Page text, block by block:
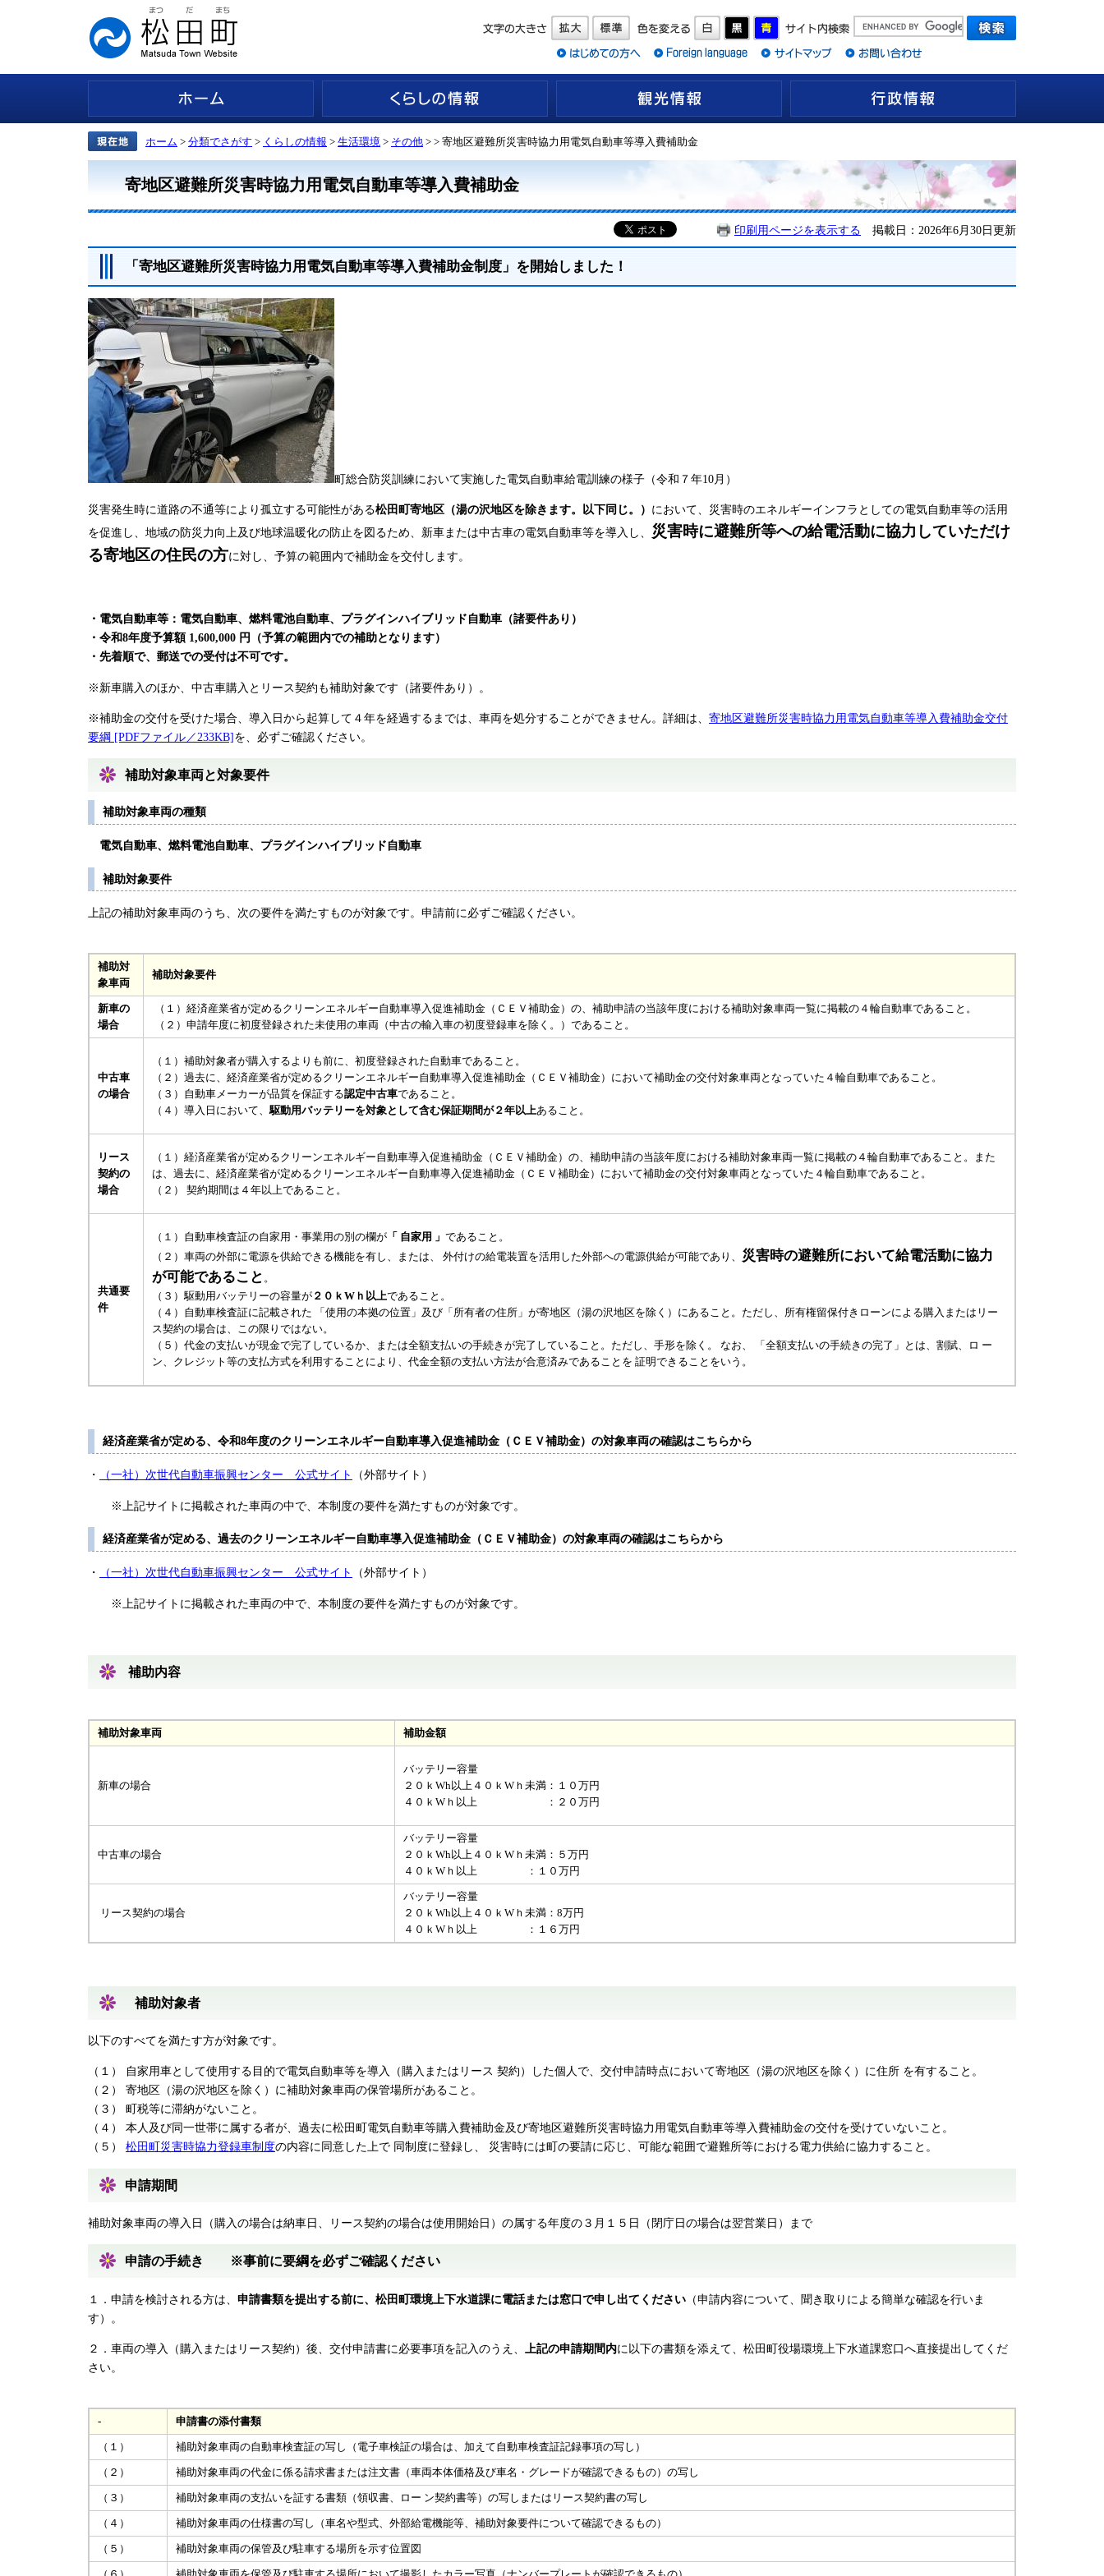
ホーム > 分類でさがす > くらしの情報 > 生活環境 > その他 > > 寄地区避難所災害時協力用電気自動車等導入費補助金
寄地区避難所災害時協力用電気自動車等導入費補助金
印刷用ページを表示する 掲載日：2026年6月30日更新
「寄地区避難所災害時協力用電気自動車等導入費補助金制度」を開始しました！
町総合防災訓練において実施した電気自動車給電訓練の様子（令和７年10月）
災害発生時に道路の不通等により孤立する可能性がある松田町寄地区（湯の沢地区を除きます。以下同じ。） において、災害時のエネルギーインフラとしての電気自動車等の活用
を促進し、地域の防災力向上及び地球温暖化の防止を図るため、新車または中古車の電気自動車等を導入し、 災害時に避難所等への給電活動に協力していただけ
る寄地区の住民の方に対し、予算の範囲内で補助金を交付します。
・電気自動車等：電気自動車、燃料電池自動車、プラグインハイブリッド自動車（諸要件あり）
・令和8年度予算額 1,600,000 円（予算の範囲内での補助となります）
・先着順で、郵送での受付は不可です。
※新車購入のほか、中古車購入とリース契約も補助対象です（諸要件あり）。
※補助金の交付を受けた場合、導入日から起算して４年を経過するまでは、車両を処分することができません。詳細は、 寄地区避難所災害時協力用電気自動車等導入費補助金交付
要綱 [PDFファイル／233KB]を、必ずご確認ください。
補助対象車両と対象要件
補助対象車両の種類
電気自動車、燃料電池自動車、プラグインハイブリッド自動車
補助対象要件
上記の補助対象車両のうち、次の要件を満たすものが対象です。申請前に必ずご確認ください。
補助対
象車両
補助対象要件
新車の
場合
（１）経済産業省が定めるクリーンエネルギー自動車導入促進補助金（ＣＥＶ補助金）の、補助申請の当該年度における補助対象車両一覧に掲載の４輪自動車であること。
（２）申請年度に初度登録された未使用の車両（中古の輸入車の初度登録車を除く。）であること。
中古車
の場合
（１）補助対象者が購入するよりも前に、初度登録された自動車であること。
（２）過去に、経済産業省が定めるクリーンエネルギー自動車導入促進補助金（ＣＥＶ補助金）において補助金の交付対象車両となっていた４輪自動車であること。
（３）自動車メーカーが品質を保証する認定中古車であること。
（４）導入日において、駆動用バッテリーを対象として含む保証期間が２年以上あること。
リース
契約の
場合
（１）経済産業省が定めるクリーンエネルギー自動車導入促進補助金（ＣＥＶ補助金）の、補助申請の当該年度における補助対象車両一覧に掲載の４輪自動車であること。また
は、過去に、経済産業省が定めるクリーンエネルギー自動車導入促進補助金（ＣＥＶ補助金）において補助金の交付対象車両となっていた４輪自動車であること。
（２） 契約期間は４年以上であること。
共通要
件
（１）自動車検査証の自家用・事業用の別の欄が 「 自家用 」であること。
（２）車両の外部に電源を供給できる機能を有し、または、 外付けの給電装置を活用した外部への電源供給が可能であり、 災害時の避難所において給電活動に協力
が可能であること 。
（３）駆動用バッテリーの容量が ２０ｋWｈ以上であること。
（４）自動車検査証に記載された 「使用の本拠の位置」及び「所有者の住所」が寄地区（湯の沢地区を除く）にあること。ただし、所有権留保付きローンによる購入またはリー
ス契約の場合は、この限りではない。
（５）代金の支払いが現金で完了しているか、または全額支払いの手続きが完了していること。ただし、手形を除く。 なお、 「全額支払いの手続きの完了」とは、割賦、ロ ー
ン、クレジット等の支払方式を利用することにより、代金全額の支払い方法が合意済みであることを 証明できることをいう。
経済産業省が定める、令和8年度のクリーンエネルギー自動車導入促進補助金（ＣＥＶ補助金）の対象車両の確認はこちらから
・ （一社）次世代自動車振興センター 公式サイト （外部サイト）
※上記サイトに掲載された車両の中で、本制度の要件を満たすものが対象です。
経済産業省が定める、過去のクリーンエネルギー自動車導入促進補助金（ＣＥＶ補助金）の対象車両の確認はこちらから
・ （一社）次世代自動車振興センター 公式サイト （外部サイト）
※上記サイトに掲載された車両の中で、本制度の要件を満たすものが対象です。
補助内容
補助対象車両 補助金額
新車の場合
バッテリー容量
２０ｋWh以上４０ｋWｈ未満：１０万円
​４０ｋWｈ以上 ：２０万円
中古車の場合
バッテリー容量
２０ｋWh以上４０ｋWｈ未満：５万円
​４０ｋWｈ以上 ：１０万円
リース契約の場合
バッテリー容量
２０ｋWh以上４０ｋWｈ未満：8万円
​４０ｋWｈ以上 ：１６万円
補助対象者
以下のすべてを満たす方が対象です。
（１） 自家用車として使用する目的で電気自動車等を導入（購入またはリース 契約）した個人で、交付申請時点において寄地区（湯の沢地区を除く）に住所 を有すること。
（２） 寄地区（湯の沢地区を除く）に補助対象車両の保管場所があること。
（３） 町税等に滞納がないこと。
（４） 本人及び同一世帯に属する者が、過去に松田町電気自動車等購入費補助金及び寄地区避難所災害時協力用電気自動車等導入費補助金の交付を受けていないこと。
（５） 松田町災害時協力登録車制度の内容に同意した上で 同制度に登録し、 災害時には町の要請に応じ、可能な範囲で避難所等における電力供給に協力すること。
申請期間
補助対象車両の導入日（購入の場合は納車日、リース契約の場合は使用開始日）の属する年度の３月１５日（閉庁日の場合は翌営業日）まで
申請の手続き ※事前に要綱を必ずご確認ください
１．申請を検討される方は、 申請書類を提出する前に、松田町環境上下水道課に電話または窓口で申し出てください （申請内容について、聞き取りによる簡単な確認を行いま
す）。
２．車両の導入（購入またはリース契約）後、交付申請書に必要事項を記入のうえ、 上記の申請期間内に以下の書類を添えて、松田町役場環境上下水道課窓口へ直接提出してくだ
さい。
- 申請書の添付書類
（１） 補助対象車両の自動車検査証の写し（電子車検証の場合は、加えて自動車検査証記録事項の写し）
（２） 補助対象車両の代金に係る請求書または注文書（車両本体価格及び車名・グレードが確認できるもの）の写し
（３） 補助対象車両の支払いを証する書類（領収書、ロー ン契約書等）の写しまたはリース契約書の写し
（４） 補助対象車両の仕様書の写し（車名や型式、外部給電機能等、補助対象要件について確認できるもの）
（５） 補助対象車両の保管及び駐車する場所を示す位置図